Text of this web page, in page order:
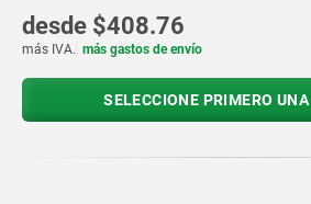
desde $408.76
más IVA. más gastos de envío
SELECCIONE PRIMERO